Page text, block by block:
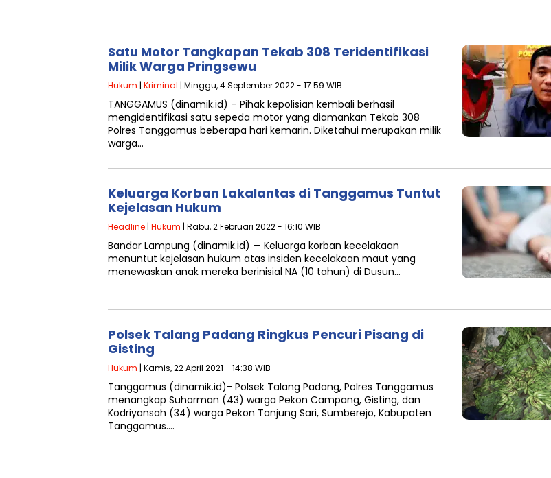
Satu Motor Tangkapan Tekab 308 Teridentifikasi
Milik Warga Pringsewu
Hukum | Kriminal | Minggu, 4 September 2022 - 17:59 WIB
TANGGAMUS (dinamik.id) – Pihak kepolisian kembali berhasil
mengidentifikasi satu sepeda motor yang diamankan Tekab 308
Polres Tanggamus beberapa hari kemarin. Diketahui merupakan milik
warga…
Keluarga Korban Lakalantas di Tanggamus Tuntut
Kejelasan Hukum
Headline | Hukum | Rabu, 2 Februari 2022 - 16:10 WIB
Bandar Lampung (dinamik.id) — Keluarga korban kecelakaan
menuntut kejelasan hukum atas insiden kecelakaan maut yang
menewaskan anak mereka berinisial NA (10 tahun) di Dusun…
Polsek Talang Padang Ringkus Pencuri Pisang di
Gisting
Hukum | Kamis, 22 April 2021 - 14:38 WIB
Tanggamus (dinamik.id)- Polsek Talang Padang, Polres Tanggamus
menangkap Suharman (43) warga Pekon Campang, Gisting, dan
Kodriyansah (34) warga Pekon Tanjung Sari, Sumberejo, Kabupaten
Tanggamus….